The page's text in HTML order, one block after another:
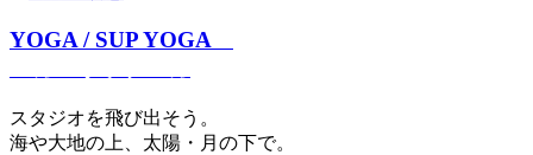
YOGA / SUP YOGA
スタジオを⾶び出そう。
海や大地の上、太陽・⽉の下で。